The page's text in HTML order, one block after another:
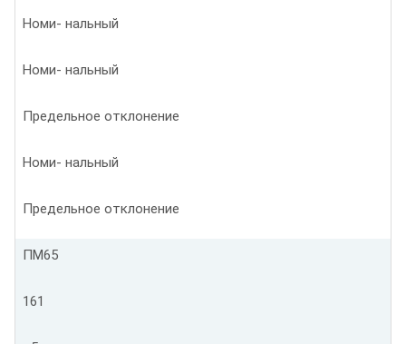
Номи- нальный
Номи- нальный
Предельное отклонение
Номи- нальный
Предельное отклонение
ПМ65
161